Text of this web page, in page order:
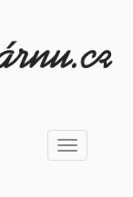
Toggle
navigation